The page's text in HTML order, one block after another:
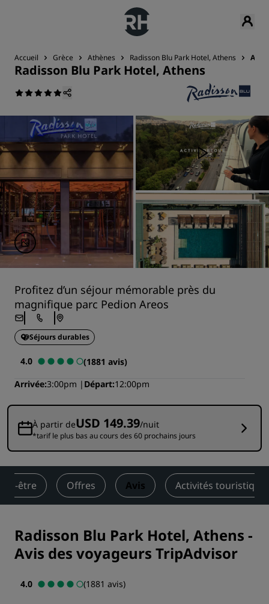
Accueil Grèce Athènes Radisson Blu Park Hotel, Athens Avis
Radisson Blu Park Hotel, Athens
Profitez d’un séjour mémorable près du
magnifique parc Pedion Areos
Séjours durables
4.0
(1881 avis)
Arrivée 3:00pm Départ 12:00pm
À partir deUSD 149.39/nuit
*tarif le plus bas au cours des 60 prochains jours
être Offres Avis Activités
Radisson Blu Park Hotel, Athens -
Avis des voyageurs TripAdvisor
4.0 (1881 avis)